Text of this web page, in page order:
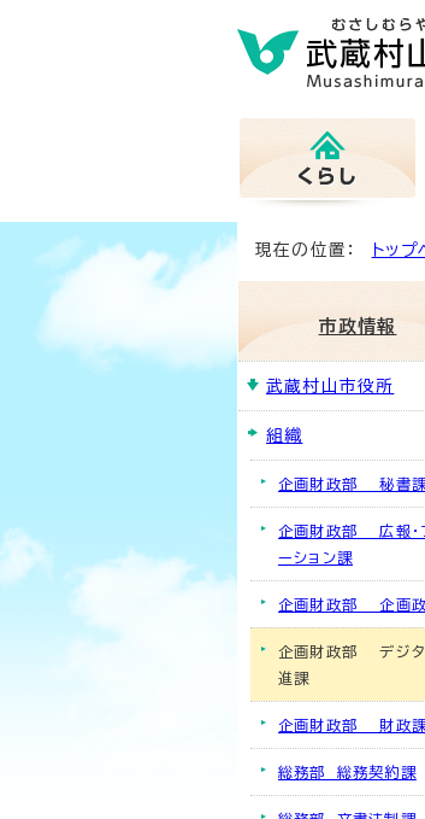
現在の位置： トップ
市政情報
武蔵村山市役所
組織
企画財政部 秘書
企画財政部 広報・
ーション課
企画財政部 企画
企画財政部 デジタ
進課
企画財政部 財政
総務部 総務契約課